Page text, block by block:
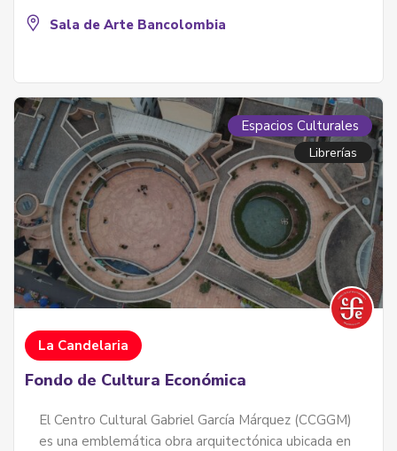
Sala de Arte Bancolombia
Espacios Culturales
Librerías
La Candelaria
Fondo de Cultura Económica
El Centro Cultural Gabriel García Márquez (CCGGM)
es una emblemática obra arquitectónica ubicada en